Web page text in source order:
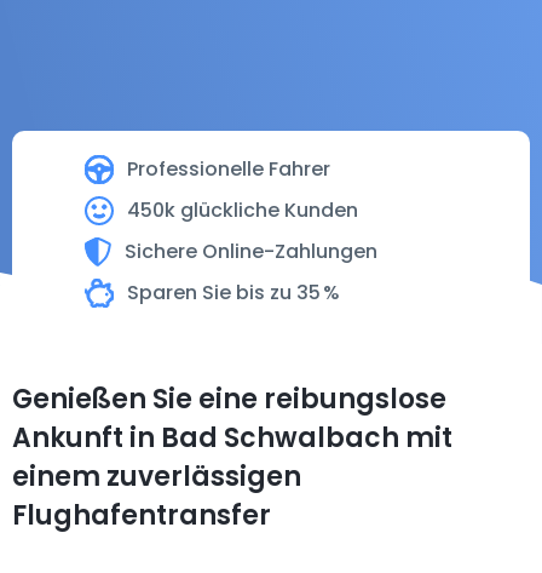
Professionelle Fahrer
450k glückliche Kunden
Sichere Online-Zahlungen
Sparen Sie bis zu 35 %
Genießen Sie eine reibungslose
Ankunft in Bad Schwalbach mit
einem zuverlässigen
Flughafentransfer